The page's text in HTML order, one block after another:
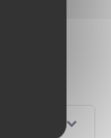
postal en
?